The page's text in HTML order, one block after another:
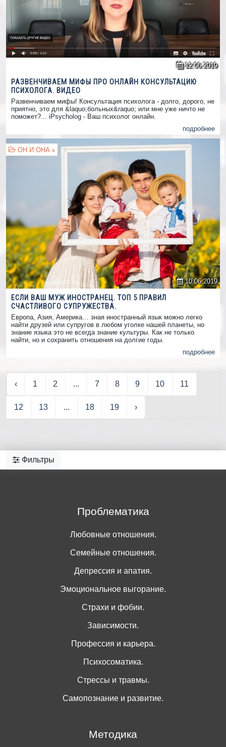
12.06.2019
РАЗВЕНЧИВАЕМ МИФЫ ПРО ОНЛАЙН КОНСУЛЬТАЦИЮ
ПСИХОЛОГА. ВИДЕО
Развенчиваем мифы! Консультация психолога - долго, дорого, не
приятно, это для &laquo;больных&raquo; или мне уже ничто не
поможет?... iPsycholog - Ваш психолог онлайн.
подробнее
ОН И ОНА
10.06.2019
ЕСЛИ ВАШ МУЖ ИНОСТРАНЕЦ. ТОП 5 ПРАВИЛ
СЧАСТЛИВОГО СУПРУЖЕСТВА.
Европа, Азия, Америка… зная иностранный язык можно легко
найти друзей или супругов в любом уголке нашей планеты, но
знание языка это не всегда знание культуры. Как не только
найти, но и сохранить отношения на долгие годы.
подробнее
‹ 1 2 ... 7 8 9 10 11
12 13 ... 18 19 ›
Фильтры
Проблематика
Любовные отношения.
Семейные отношения.
Депрессия и апатия.
Эмоциональное выгорание.
Страхи и фобии.
Зависимости.
Профессия и карьера.
Психосоматика.
Стрессы и травмы.
Самопознание и развитие.
Методика